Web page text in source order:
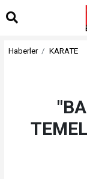
Haberler KARATE